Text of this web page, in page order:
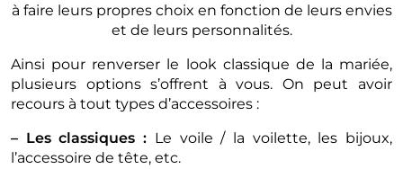
à faire leurs propres choix en fonction de leurs envies
et de leurs personnalités.
Ainsi pour renverser le look classique de la mariée,
plusieurs options s’offrent à vous. On peut avoir
recours à tout types d’accessoires :
– Les classiques : Le voile / la voilette, les bijoux,
l’accessoire de tête, etc.